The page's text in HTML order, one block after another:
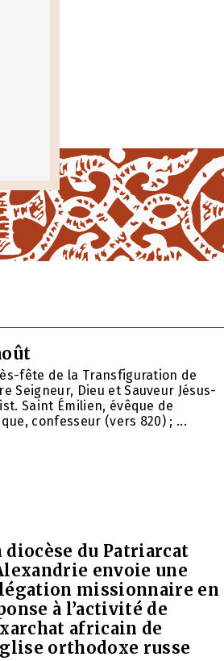
fête de la Transfiguration de
Seigneur, Dieu et Sauveur Jésus-
Saint Émilien, évêque de
confesseur (vers 820) ; ...
diocèse du Patriarcat
envoie une
missionnaire en
à l’activité de
africain de
orthodoxe russe